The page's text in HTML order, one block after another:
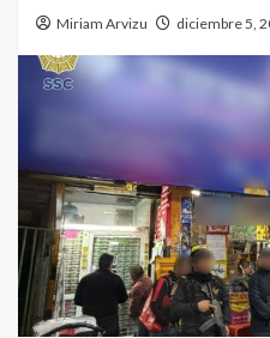
Miriam Arvizu diciembre 5,